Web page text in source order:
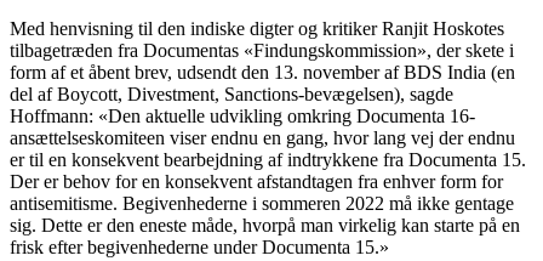
Med henvisning til den indiske digter og kritiker Ranjit Hoskotes
tilbagetræden fra Documentas «Findungskommission», der skete i
form af et åbent brev, udsendt den 13. november af BDS India (en
del af Boycott, Divestment, Sanctions-bevægelsen), sagde
Hoffmann: «Den aktuelle udvikling omkring Documenta 16-
ansættelseskomiteen viser endnu en gang, hvor lang vej der endnu
er til en konsekvent bearbejdning af indtrykkene fra Documenta 15.
Der er behov for en konsekvent afstandtagen fra enhver form for
antisemitisme. Begivenhederne i sommeren 2022 må ikke gentage
sig. Dette er den eneste måde, hvorpå man virkelig kan starte på en
frisk efter begivenhederne under Documenta 15.»